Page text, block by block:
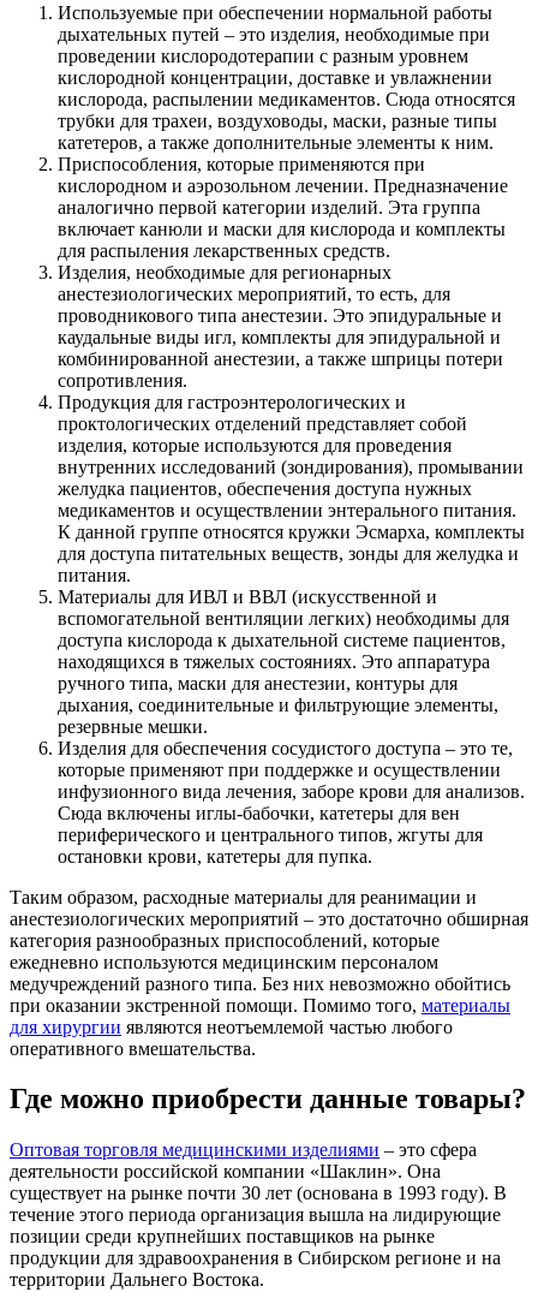
Используемые при обеспечении нормальной работы
дыхательных путей – это изделия, необходимые при
проведении кислородотерапии с разным уровнем
кислородной концентрации, доставке и увлажнении
кислорода, распылении медикаментов. Сюда относятся
трубки для трахеи, воздуховоды, маски, разные типы
катетеров, а также дополнительные элементы к ним.
Приспособления, которые применяются при
кислородном и аэрозольном лечении. Предназначение
аналогично первой категории изделий. Эта группа
включает канюли и маски для кислорода и комплекты
для распыления лекарственных средств.
Изделия, необходимые для регионарных
анестезиологических мероприятий, то есть, для
проводникового типа анестезии. Это эпидуральные и
каудальные виды игл, комплекты для эпидуральной и
комбинированной анестезии, а также шприцы потери
сопротивления.
Продукция для гастроэнтерологических и
проктологических отделений представляет собой
изделия, которые используются для проведения
внутренних исследований (зондирования), промывании
желудка пациентов, обеспечения доступа нужных
медикаментов и осуществлении энтерального питания.
К данной группе относятся кружки Эсмарха, комплекты
для доступа питательных веществ, зонды для желудка и
питания.
Материалы для ИВЛ и ВВЛ (искусственной и
вспомогательной вентиляции легких) необходимы для
доступа кислорода к дыхательной системе пациентов,
находящихся в тяжелых состояниях. Это аппаратура
ручного типа, маски для анестезии, контуры для
дыхания, соединительные и фильтрующие элементы,
резервные мешки.
Изделия для обеспечения сосудистого доступа – это те,
которые применяют при поддержке и осуществлении
инфузионного вида лечения, заборе крови для анализов.
Сюда включены иглы-бабочки, катетеры для вен
периферического и центрального типов, жгуты для
остановки крови, катетеры для пупка.
Таким образом, расходные материалы для реанимации и
анестезиологических мероприятий – это достаточно обширная
категория разнообразных приспособлений, которые
ежедневно используются медицинским персоналом
медучреждений разного типа. Без них невозможно обойтись
при оказании экстренной помощи. Помимо того, материалы
для хирургии являются неотъемлемой частью любого
оперативного вмешательства.
Где можно приобрести данные товары?
Оптовая торговля медицинскими изделиями – это сфера
деятельности российской компании «Шаклин». Она
существует на рынке почти 30 лет (основана в 1993 году). В
течение этого периода организация вышла на лидирующие
позиции среди крупнейших поставщиков на рынке
продукции для здравоохранения в Сибирском регионе и на
территории Дальнего Востока.